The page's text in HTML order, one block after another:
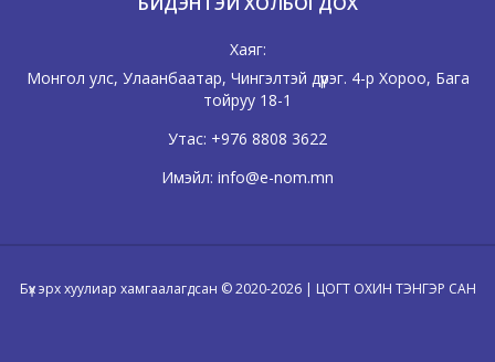
Хаяг:
Монгол улс, Улаанбаатар, Чингэлтэй дүүрэг. 4-р Хороо, Бага
тойруу 18-1
Утас: +976 8808 3622
Имэйл: info@e-nom.mn
Бүх эрх хуулиар хамгаалагдсан © 2020-2026 | ЦОГТ ОХИН ТЭНГЭР САН